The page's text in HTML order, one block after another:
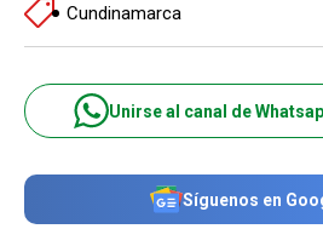
Cundinamarca
Unirse al canal de
Síguenos en